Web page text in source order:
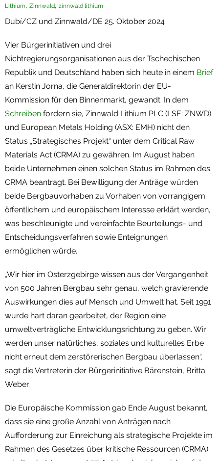
Lithium, Zinnwald, zinnwald lithium
Dubí/CZ und Zinnwald/DE 25. Oktober 2024
Vier Bürgerinitiativen und drei
Nichtregierungsorganisationen aus der Tschechischen
Republik und Deutschland haben sich heute in einem Brief
an Kerstin Jorna, die Generaldirektorin der EU-
Kommission für den Binnenmarkt, gewandt. In dem
Schreiben fordern sie, Zinnwald Lithium PLC (LSE: ZNWD)
und European Metals Holding (ASX: EMH) nicht den
Status „Strategisches Projekt“ unter dem Critical Raw
Materials Act (CRMA) zu gewähren. Im August haben
beide Unternehmen einen solchen Status im Rahmen des
CRMA beantragt. Bei Bewilligung der Anträge würden
beide Bergbauvorhaben zu Vorhaben von vorrangigem
öffentlichem und europäischem Interesse erklärt werden,
was beschleunigte und vereinfachte Beurteilungs- und
Entscheidungsverfahren sowie Enteignungen
ermöglichen würde.
„Wir hier im Osterzgebirge wissen aus der Vergangenheit
von 500 Jahren Bergbau sehr genau, welch gravierende
Auswirkungen dies auf Mensch und Umwelt hat. Seit 1991
wurde hart daran gearbeitet, der Region eine
umweltverträgliche Entwicklungsrichtung zu geben. Wir
werden unser natürliches, soziales und kulturelles Erbe
nicht erneut dem zerstörerischen Bergbau überlassen“,
sagt die Vertreterin der Bürgerinitiative Bärenstein, Britta
Weber.
Die Europäische Kommission gab Ende August bekannt,
dass sie eine große Anzahl von Anträgen nach
Aufforderung zur Einreichung als strategische Projekte im
Rahmen des Gesetzes über kritische Ressourcen (CRMA)